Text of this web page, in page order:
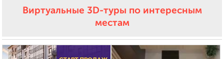
Виртуальные 3D-туры по интересным
местам